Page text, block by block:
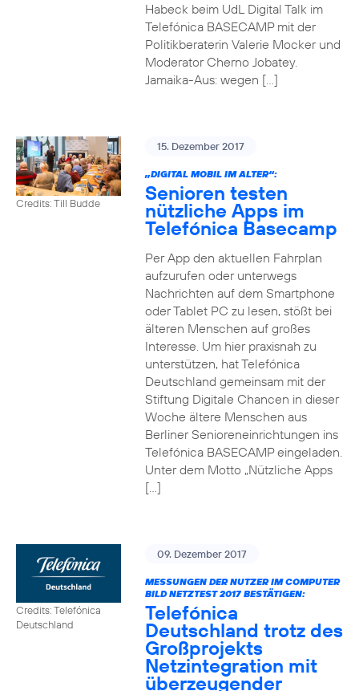
Habeck beim UdL Digital Talk im
Telefónica BASECAMP mit der
Politikberaterin Valerie Mocker und
Moderator Cherno Jobatey.
Jamaika-Aus: wegen […]
Credits: Till Budde
15. Dezember 2017
„DIGITAL MOBIL IM ALTER“:
Senioren testen
nützliche Apps im
Telefónica Basecamp
Per App den aktuellen Fahrplan
aufzurufen oder unterwegs
Nachrichten auf dem Smartphone
oder Tablet PC zu lesen, stößt bei
älteren Menschen auf großes
Interesse. Um hier praxisnah zu
unterstützen, hat Telefónica
Deutschland gemeinsam mit der
Stiftung Digitale Chancen in dieser
Woche ältere Menschen aus
Berliner Senioreneinrichtungen ins
Telefónica BASECAMP eingeladen.
Unter dem Motto „Nützliche Apps
[…]
Credits: Telefónica
Deutschland
09. Dezember 2017
MESSUNGEN DER NUTZER IM COMPUTER
BILD NETZTEST 2017 BESTÄTIGEN:
Telefónica
Deutschland trotz des
Großprojekts
Netzintegration mit
überzeugender